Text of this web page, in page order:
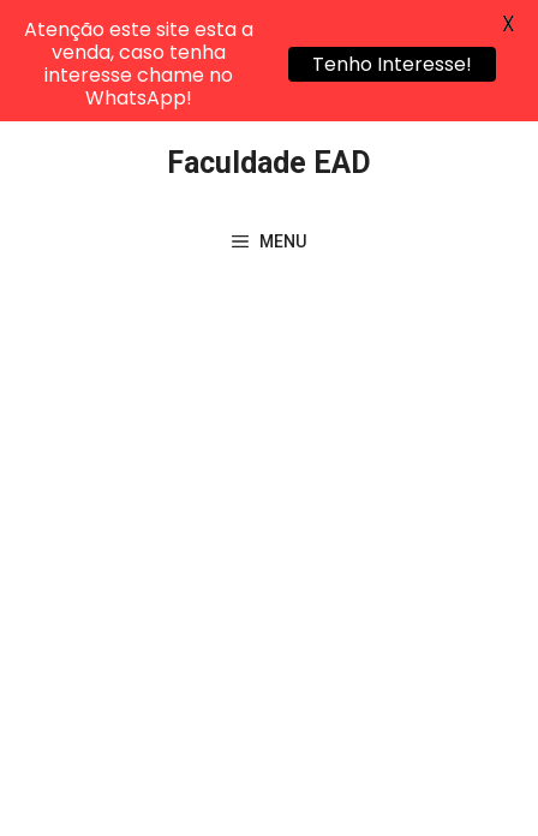
Faculdade EAD
MENU
Atenção este site esta a
venda, caso tenha
interesse chame no
WhatsApp!
Tenho Interesse!
X